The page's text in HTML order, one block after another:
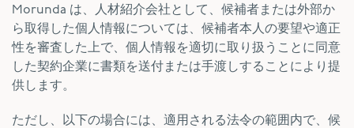
Morunda は、人材紹介会社として、候補者または外部か
ら取得した個人情報については、候補者本人の要望や適正
性を審査した上で、個人情報を適切に取り扱うことに同意
した契約企業に書類を送付または手渡しすることにより提
供します。
ただし、以下の場合には、適用される法令の範囲内で、候